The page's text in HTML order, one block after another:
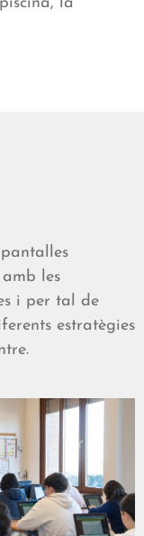
la
amb les
i per tal de
estratègies